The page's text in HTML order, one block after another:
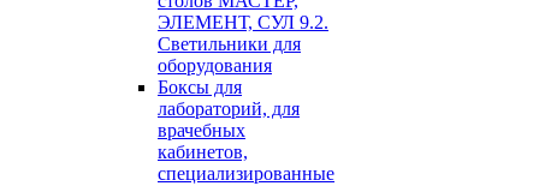
ЭЛЕМЕНТ, СУЛ 9.2.
Светильники для
оборудования
Боксы для
лабораторий, для
врачебных
кабинетов,
специализированные